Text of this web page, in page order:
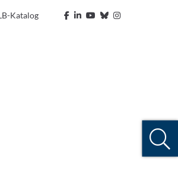
Katalog